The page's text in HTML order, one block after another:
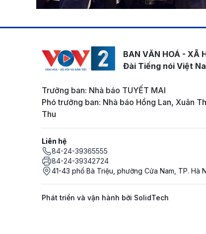
BAN VĂN HOÁ - XÃ
Đài Tiếng nói Việt
Trưởng ban: Nhà báo TUYẾT MAI
Phó trưởng ban: Nhà báo Hồng Lan, Xuân
Thu
Liên hệ
84-24-39365555
84-24-39342724
41-43 phố Bà Triệu, phường Cửa Nam, TP. Hà
Phát triển và vận hành bởi SolidTech